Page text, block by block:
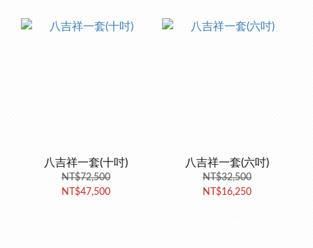
八吉祥一套(十吋)
NT$72,500
NT$47,500
八吉祥一套(六吋)
NT$32,500
NT$16,250